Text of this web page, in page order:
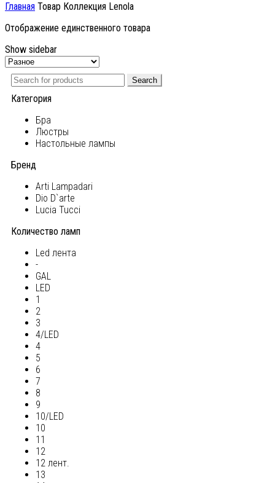
Главная Товар Коллекция Lenola
Отображение единственного товара
Show sidebar
Search
Категория
Бра
Люстры
Настольные лампы
Бренд
Arti Lampadari
Dio D`arte
Lucia Tucci
Количество ламп
Led лента
-
GAL
LED
1
2
3
4/LED
4
5
6
7
8
9
10/LED
10
11
12
12 лент.
13